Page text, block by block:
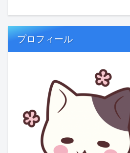
プロフィール